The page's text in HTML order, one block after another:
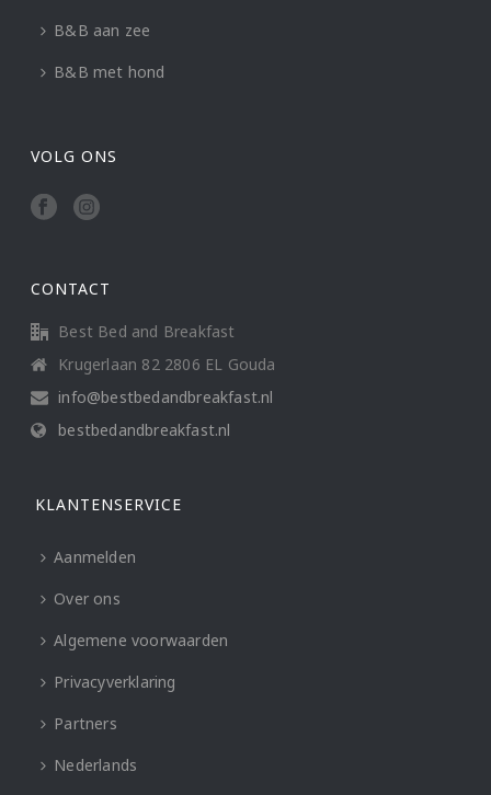
B&B aan zee
B&B met hond
VOLG ONS
CONTACT
Best Bed and Breakfast
Krugerlaan 82 2806 EL Gouda
info@bestbedandbreakfast.nl
bestbedandbreakfast.nl
KLANTENSERVICE
Aanmelden
Over ons
Algemene voorwaarden
Privacyverklaring
Partners
Nederlands